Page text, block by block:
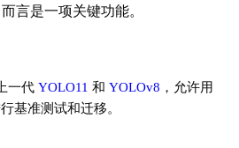
而言是一项关键功能。
一代 YOLO11 和 YOLOv8 ，允许用
基准测试和迁移。